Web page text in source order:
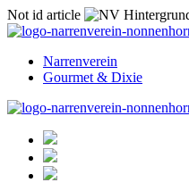
Not id article
Narrenverein
Gourmet & Dixie